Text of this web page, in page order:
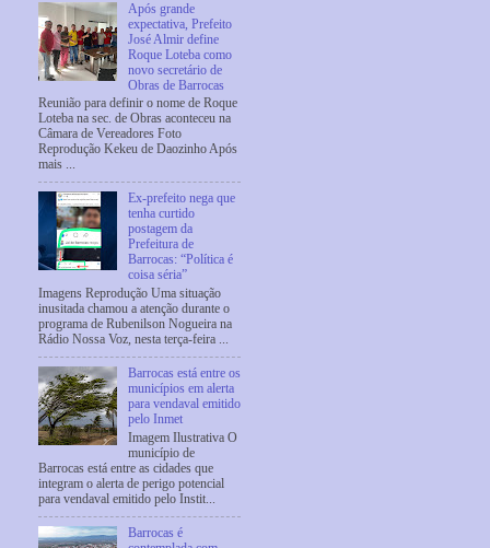
Após grande
expectativa, Prefeito
José Almir define
Roque Loteba como
novo secretário de
Obras de Barrocas
Reunião para definir o nome de Roque
Loteba na sec. de Obras aconteceu na
Câmara de Vereadores Foto
Reprodução Kekeu de Daozinho Após
mais ...
Ex-prefeito nega que
tenha curtido
postagem da
Prefeitura de
Barrocas: “Política é
coisa séria”
Imagens Reprodução Uma situação
inusitada chamou a atenção durante o
programa de Rubenilson Nogueira na
Rádio Nossa Voz, nesta terça-feira ...
Barrocas está entre os
municípios em alerta
para vendaval emitido
pelo Inmet
Imagem Ilustrativa O
município de
Barrocas está entre as cidades que
integram o alerta de perigo potencial
para vendaval emitido pelo Instit...
Barrocas é